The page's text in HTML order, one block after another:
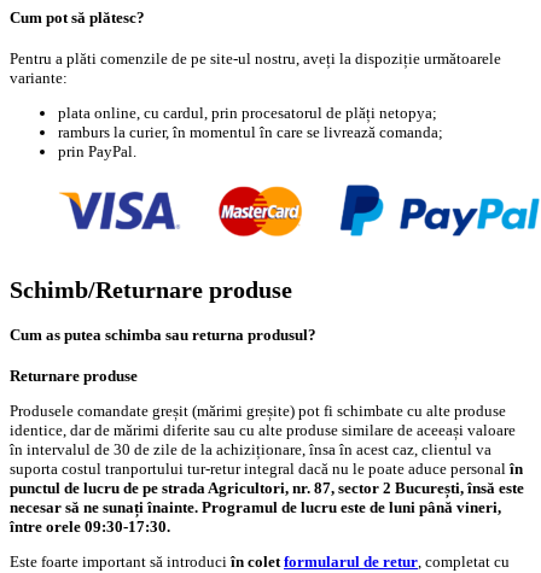
Cum pot să plătesc?
Pentru a plăti comenzile de pe site-ul nostru, aveți la dispoziție următoarele
variante:
plata online, cu cardul, prin procesatorul de plăți netopya;
ramburs la curier, în momentul în care se livrează comanda;
prin PayPal.
Schimb/Returnare produse
Cum as putea schimba sau returna produsul?
Returnare produse
Produsele comandate greșit (mărimi greșite) pot fi schimbate cu alte produse
identice, dar de mărimi diferite sau cu alte produse similare de aceeași valoare
în intervalul de 30 de zile de la achiziționare, însa în acest caz, clientul va
suporta costul tranportului tur-retur integral dacă nu le poate aduce personal în
punctul de lucru de pe strada Agricultori, nr. 87, sector 2 București, însă este
necesar să ne sunați înainte. Programul de lucru este de luni până vineri,
între orele 09:30-17:30.
Este foarte important să introduci în colet formularul de retur, completat cu